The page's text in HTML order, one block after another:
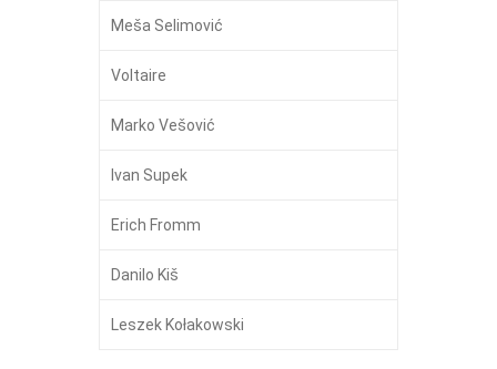
Meša Selimović
Voltaire
Marko Vešović
Ivan Supek
Erich Fromm
Danilo Kiš
Leszek Kołakowski